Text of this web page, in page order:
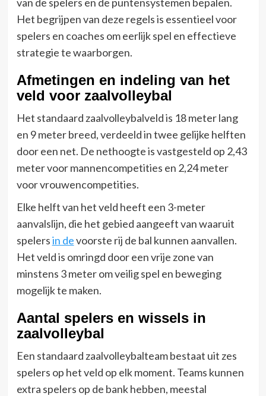
Het begrijpen van deze regels is essentieel voor
spelers en coaches om eerlijk spel en effectieve
strategie te waarborgen.
Afmetingen en indeling van het
veld voor zaalvolleybal
Het standaard zaalvolleybalveld is 18 meter lang
en 9 meter breed, verdeeld in twee gelijke helften
door een net. De nethoogte is vastgesteld op 2,43
meter voor mannencompetities en 2,24 meter
voor vrouwencompetities.
Elke helft van het veld heeft een 3-meter
aanvalslijn, die het gebied aangeeft van waaruit
spelersin devoorste rij de bal kunnen aanvallen.
Het veld is omringd door een vrije zone van
minstens 3 meter om veilig spel en beweging
mogelijk te maken.
Aantal spelers en wissels in
zaalvolleybal
Een standaard zaalvolleybalteam bestaat uit zes
spelers op het veld op elk moment. Teams kunnen
extra spelers op de bank hebben, meestal